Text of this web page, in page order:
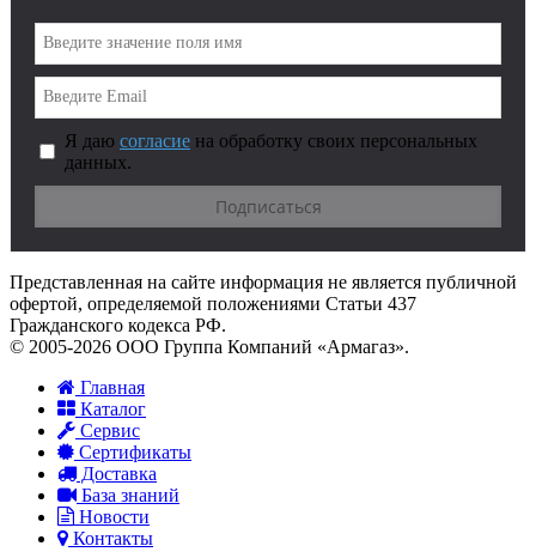
Я даю согласие на обработку своих персональных
данных.
Представленная на сайте информация не является публичной
офертой, определяемой положениями Статьи 437
Гражданского кодекса РФ.
© 2005-2026 ООО Группа Компаний «Армагаз».
Главная
Каталог
Сервис
Сертификаты
Доставка
База знаний
Новости
Контакты